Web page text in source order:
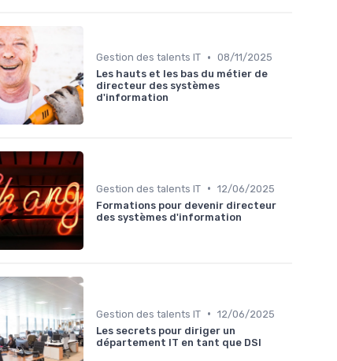
Gestion des talents IT • 08/11/2025
Les hauts et les bas du métier de
directeur des systèmes
d'information
Gestion des talents IT • 12/06/2025
Formations pour devenir directeur
des systèmes d'information
Gestion des talents IT • 12/06/2025
Les secrets pour diriger un
département IT en tant que DSI